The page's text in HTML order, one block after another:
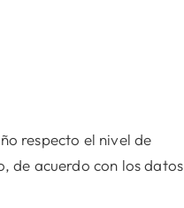
respecto el nivel de
de acuerdo con los datos